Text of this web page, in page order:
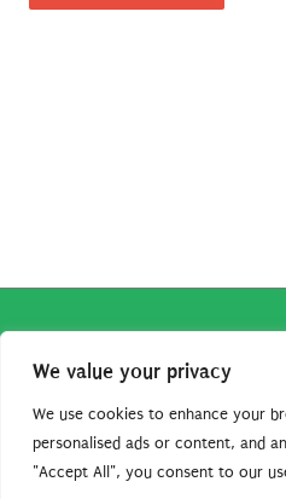
We value your privacy
We use cookies to enhance your
personalised ads or content, and
"Accept All", you consent to our
associato Amazon percepisce
Tutti i guadagni sono
per continuare a condividere
dei cartoon. Grazie